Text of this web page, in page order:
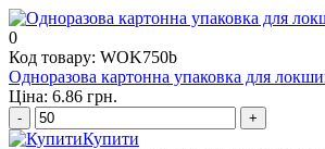
0
Код товару: WOK750b
Одноразова картонна упаковка для
Ціна: 6.86 грн.
- +
Купити